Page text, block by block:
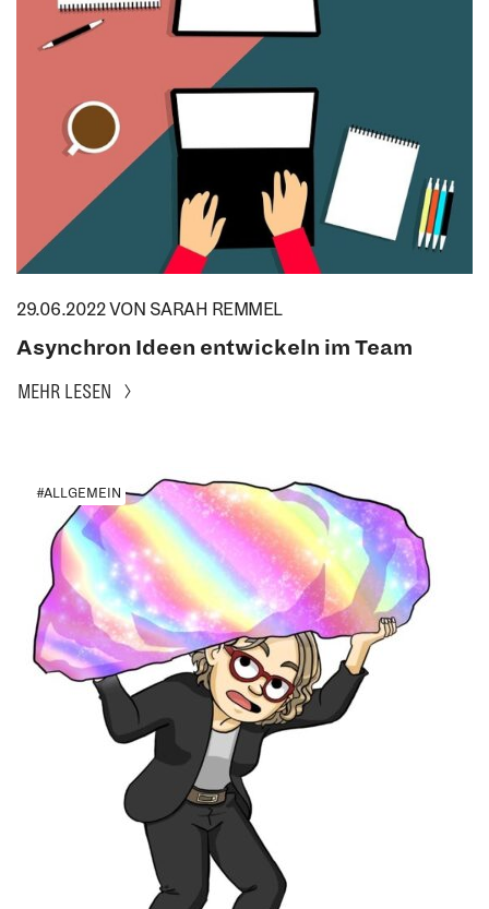
29.06.2022 VON SARAH REMMEL
Asynchron Ideen entwickeln im Team
MEHR LESEN
#ALLGEMEIN